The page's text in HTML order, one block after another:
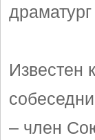
Известен
– член